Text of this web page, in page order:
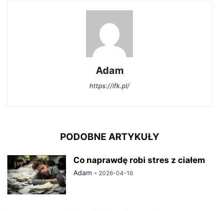
Adam
https://ifk.pl/
PODOBNE ARTYKUŁY
Co naprawdę robi stres z ciałem
Adam - 2026-04-16